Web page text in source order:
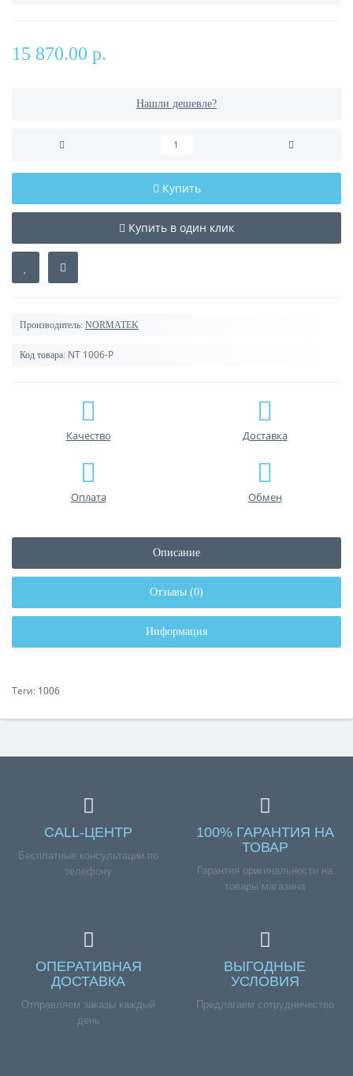
15 870.00 р.
Нашли дешевле?
Купить
Купить в один клик
Производитель: NORMATEK
Код товара: NT 1006-P
Качество Доставка
Оплата Обмен
Описание
Отзывы (0)
Информация
Теги: 1006
СALL-ЦЕНТР
Бесплатные консультации по
телефону
100% ГАРАНТИЯ НА
ТОВАР
Гарантия оригинальности на
товары магазина
ОПЕРАТИВНАЯ
ДОСТАВКА
Отправляем заказы каждый
день
ВЫГОДНЫЕ
УСЛОВИЯ
Предлагаем сотрудничество